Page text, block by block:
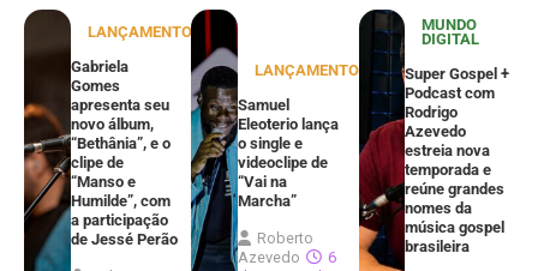
LANÇAMENTOS
Gabriela
Gomes
apresenta seu
novo álbum,
“Bethânia”, e o
clipe de
“Manso e
Humilde”, com
a participação
de Jessé Perão
LANÇAMENTOS
Samuel
Eleoterio lança
o single e
videoclipe de
“Vai na
Marcha”
Roberto
Azevedo
6
MUNDO
DIGITAL
Super Gospel +
Podcast com
Rodrigo
Azevedo
estreia nova
temporada e
reúne grandes
nomes da
música gospel
brasileira